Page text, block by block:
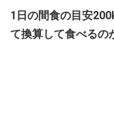
1日の間食の目安
て換算して食べるの